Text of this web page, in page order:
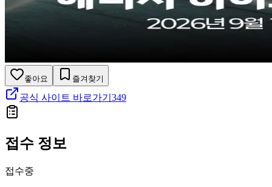
좋아요 즐겨찾기
공식 사이트 바로가기 349
접수 정보
접수중